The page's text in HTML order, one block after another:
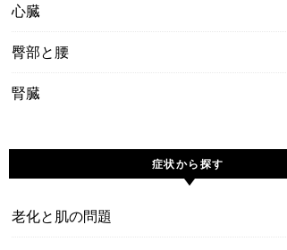
心臓
臀部と腰
腎臓
症状から探す
老化と肌の問題